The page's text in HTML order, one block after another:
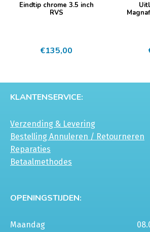
Eindtip chrome 3.5 inch
RVS
€135,00
KLANTENSERVICE:
Verzending & Levering
Bestelling Annuleren / Retourneren
Reparaties
Betaalmethodes
OPENINGSTIJDEN:
Maandag